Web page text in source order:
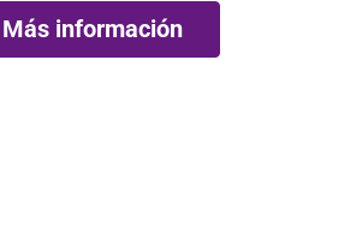
Más información